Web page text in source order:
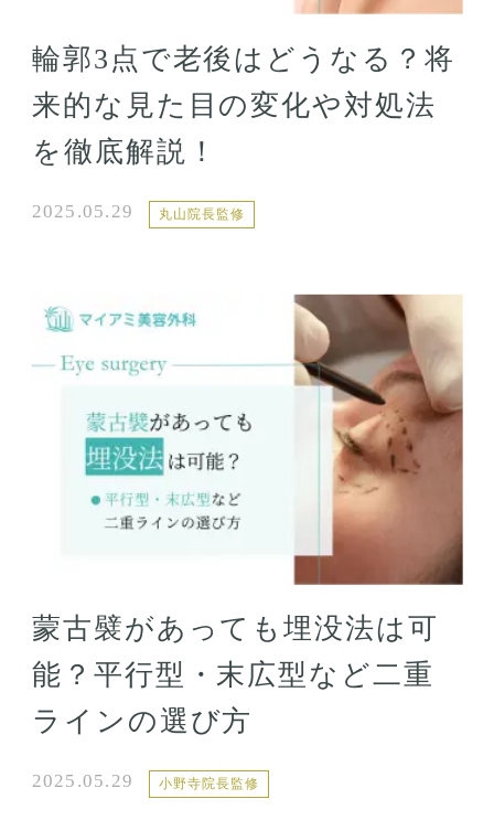
輪郭3点で老後はどうなる？将
来的な見た目の変化や対処法
を徹底解説！
2025.05.29 丸山院長監修
蒙古襞があっても埋没法は可
能？平行型・末広型など二重
ラインの選び方
2025.05.29 小野寺院長監修